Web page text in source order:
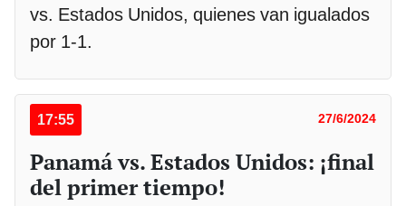
vs. Estados Unidos, quienes van igualados
por 1-1.
17:55 27/6/2024
Panamá vs. Estados Unidos: ¡final
del primer tiempo!